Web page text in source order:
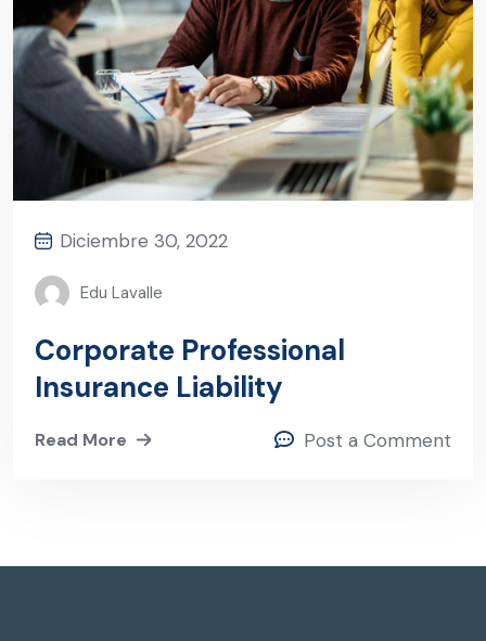
Diciembre 30, 2022
Edu Lavalle
Corporate Professional
Insurance Liability
Read More Post a Comment